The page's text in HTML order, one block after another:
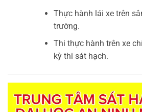
Thực hành lái xe trên
trường.
Thi thực hành trên xe
kỳ thi sát hạch.